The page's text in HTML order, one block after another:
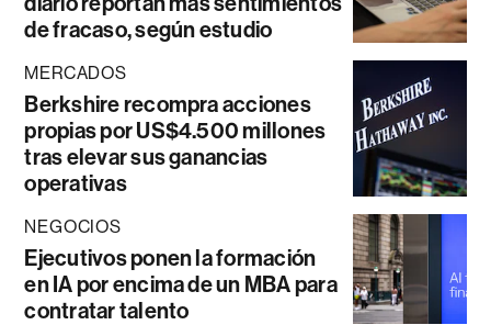
de fracaso, según estudio
MERCADOS
Berkshire recompra acciones
propias por US$4.500 millones
tras elevar sus ganancias
operativas
NEGOCIOS
Ejecutivos ponen la formación
en IA por encima de un MBA para
contratar talento